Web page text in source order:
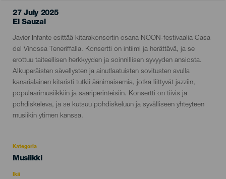
27 July 2025
Localidad
El Sauzal
Descripción
del
evento
Javier Infante esittää kitarakonsertin osana NOON-festivaalia Casa
del Vinossa Teneriffalla. Konsertti on intiimi ja herättävä, ja se
erottuu taiteellisen herkkyyden ja soinnillisen syvyyden ansiosta.
Alkuperäisten sävellysten ja ainutlaatuisten sovitusten avulla
kanarialainen kitaristi tutkii äänimaisemia, jotka liittyvät jazziin,
populaarimusiikkiin ja saariperinteisiin. Konsertti on tiivis ja
pohdiskeleva, ja se kutsuu pohdiskeluun ja syvälliseen yhteyteen
musiikin ytimen kanssa.
Kategoria
Categoría
evento
Musiikki
Ikä